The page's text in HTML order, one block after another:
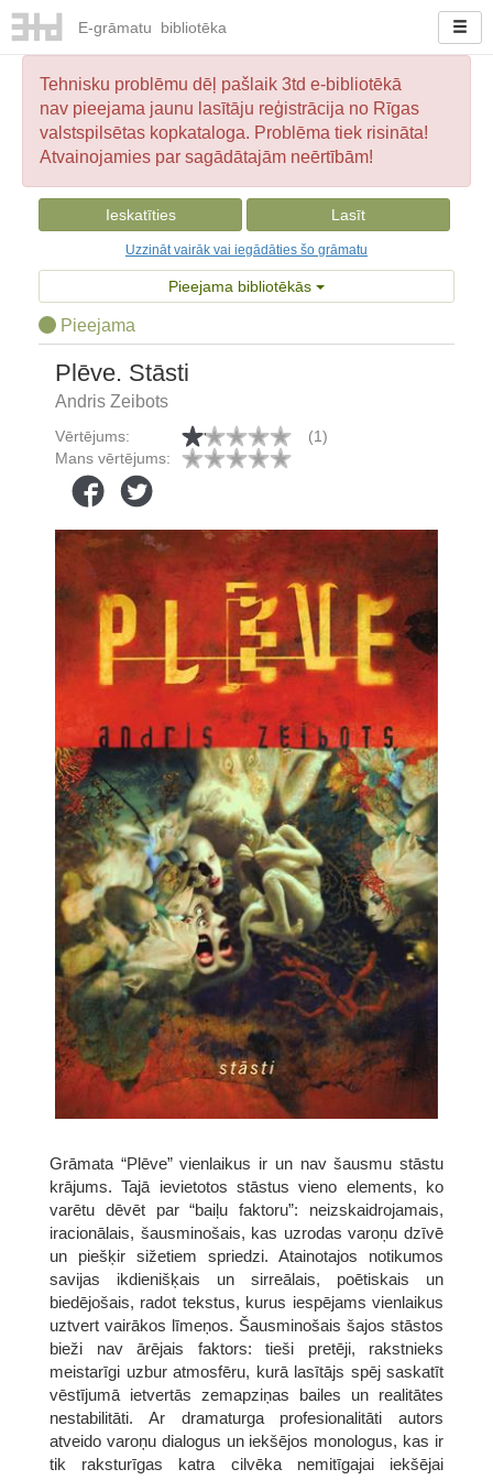
E-grāmatu bibliotēka
Tehnisku problēmu dēļ pašlaik 3td e-bibliotēkā
nav pieejama jaunu lasītāju reģistrācija no Rīgas
valstspilsētas kopkataloga. Problēma tiek risināta!
Atvainojamies par sagādātajām neērtībām!
Ieskatīties Lasīt
Uzzināt vairāk vai iegādāties šo grāmatu
Pieejama bibliotēkās
Pieejama
Plēve. Stāsti
Andris Zeibots
Vērtējums:
(1)
Mans vērtējums:
Grāmata “Plēve” vienlaikus ir un nav šausmu stāstu
krājums. Tajā ievietotos stāstus vieno elements, ko
varētu dēvēt par “baiļu faktoru”: neizskaidrojamais,
iracionālais, šausminošais, kas uzrodas varoņu dzīvē
un piešķir sižetiem spriedzi. Atainotajos notikumos
savijas ikdienišķais un sirreālais, poētiskais un
biedējošais, radot tekstus, kurus iespējams vienlaikus
uztvert vairākos līmeņos. Šausminošais šajos stāstos
bieži nav ārējais faktors: tieši pretēji, rakstnieks
meistarīgi uzbur atmosfēru, kurā lasītājs spēj saskatīt
vēstījumā ietvertās zemapziņas bailes un realitātes
nestabilitāti. Ar dramaturga profesionalitāti autors
atveido varoņu dialogus un iekšējos monologus, kas ir
tik raksturīgas katra cilvēka nemitīgajai iekšējai